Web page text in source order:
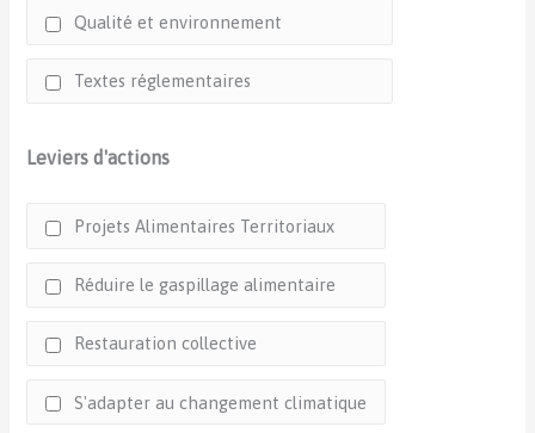
Qualité et environnement
Textes réglementaires
Leviers d'actions
Projets Alimentaires Territoriaux
Réduire le gaspillage alimentaire
Restauration collective
S'adapter au changement climatique